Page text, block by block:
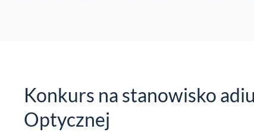
Konkurs na stanowisko
Optycznej